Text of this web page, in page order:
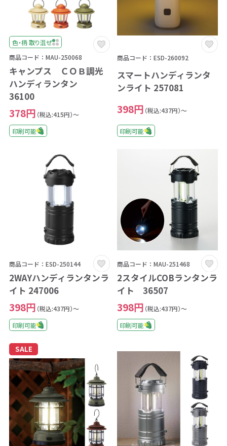
色・柄 取り混ぜ
商品コード：MAU-250068
キャンプス ＣＯＢ調光
ハンディランタン
36100
378円 （税込:415円）～
印刷可能
商品コード：ESD-260092
スマートハンディランタ
ンライト 257081
398円 （税込:437円）～
印刷可能
商品コード：ESD-250144
2WAYハンディランタンラ
イト 247006
398円 （税込:437円）～
印刷可能
商品コード：MAU-251468
2スタイルCOBランタンラ
イト 36507
398円 （税込:437円）～
印刷可能
SALE